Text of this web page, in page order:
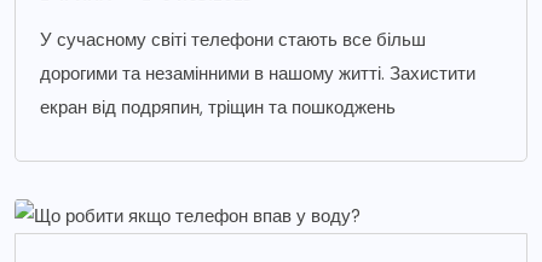
У сучасному світі телефони стають все більш
дорогими та незамінними в нашому житті. Захистити
екран від подряпин, тріщин та пошкоджень